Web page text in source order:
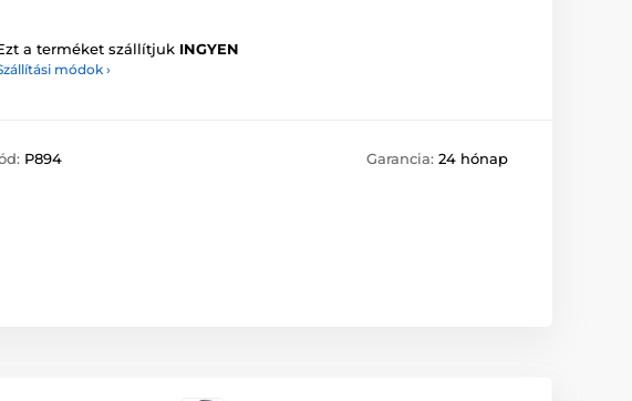
a terméket szállítjuk INGYEN
módok ›
P894 Garancia: 24 hónap